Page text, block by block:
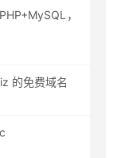
，
的免费域名